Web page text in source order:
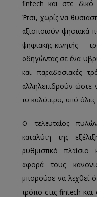
fintech και στο δικό
Έτσι, χωρίς να
αξιοποιούν ψηφιακά
ψηφιακής-κινητής
οδηγώντας σε ένα
και παραδοσιακές
αλληλεπιδρούν ώστε
το καλύτερο, από όλες
Ο τελευταίος
καταλύτη της
ρυθμιστικό
αφορά τους
μπορούσε να λεχθεί
τρόπο στις fintech και